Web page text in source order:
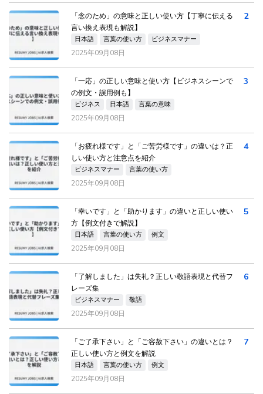
「念のため」の意味と正しい使い方【丁寧に伝える
言い換え表現も解説】
日本語 言葉の使い方 ビジネスマナー
2025年09月08日
2
「一応」の正しい意味と使い方【ビジネスシーンで
の例文・誤用例も】
ビジネス 日本語 言葉の意味
2025年09月08日
3
「お疲れ様です」と「ご苦労様です」の違いは？正
しい使い方と注意点を紹介
ビジネスマナー 言葉の使い方
2025年09月08日
4
「幸いです」と「助かります」の違いと正しい使い
方【例文付きで解説】
日本語 言葉の使い方 例文
2025年09月08日
5
「了解しました」は失礼？正しい敬語表現と代替フ
レーズ集
ビジネスマナー 敬語
2025年09月08日
6
「ご了承下さい」と「ご容赦下さい」の違いとは？
正しい使い方と例文を解説
日本語 言葉の使い方 例文
2025年09月08日
7